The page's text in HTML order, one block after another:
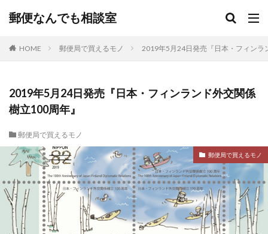
郵便なんでも相談室
HOME 郵便局で買えるモノ 2019年5月24日発売『日本・フィンラ
2019年5月24日発売『日本・フィンランド外交関係
樹立100周年』
郵便局で買えるモノ
郵便局で買えるモノ